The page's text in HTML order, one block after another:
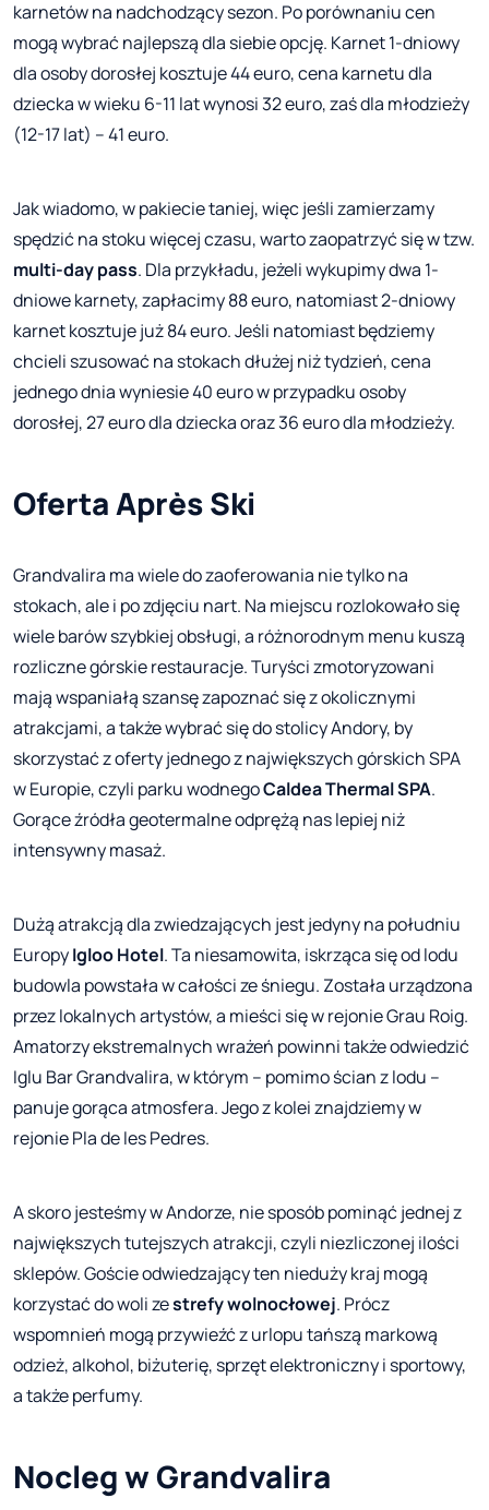
karnetów na nadchodzący sezon. Po porównaniu cen
mogą wybrać najlepszą dla siebie opcję. Karnet 1-dniowy
dla osoby dorosłej kosztuje 44 euro, cena karnetu dla
dziecka w wieku 6-11 lat wynosi 32 euro, zaś dla młodzieży
(12-17 lat) – 41 euro.
Jak wiadomo, w pakiecie taniej, więc jeśli zamierzamy
spędzić na stoku więcej czasu, warto zaopatrzyć się w tzw.
multi-day pass. Dla przykładu, jeżeli wykupimy dwa 1-
dniowe karnety, zapłacimy 88 euro, natomiast 2-dniowy
karnet kosztuje już 84 euro. Jeśli natomiast będziemy
chcieli szusować na stokach dłużej niż tydzień, cena
jednego dnia wyniesie 40 euro w przypadku osoby
dorosłej, 27 euro dla dziecka oraz 36 euro dla młodzieży.
Oferta Après Ski
Grandvalira ma wiele do zaoferowania nie tylko na
stokach, ale i po zdjęciu nart. Na miejscu rozlokowało się
wiele barów szybkiej obsługi, a różnorodnym menu kuszą
rozliczne górskie restauracje. Turyści zmotoryzowani
mają wspaniałą szansę zapoznać się z okolicznymi
atrakcjami, a także wybrać się do stolicy Andory, by
skorzystać z oferty jednego z największych górskich SPA
w Europie, czyli parku wodnegoCaldea Thermal SPA.
Gorące źródła geotermalne odprężą nas lepiej niż
intensywny masaż.
Dużą atrakcją dla zwiedzających jest jedyny na południu
EuropyIgloo Hotel. Ta niesamowita, iskrząca się od lodu
budowla powstała w całości ze śniegu. Została urządzona
przez lokalnych artystów, a mieści się w rejonie Grau Roig.
Amatorzy ekstremalnych wrażeń powinni także odwiedzić
Iglu Bar Grandvalira, w którym – pomimo ścian z lodu –
panuje gorąca atmosfera. Jego z kolei znajdziemy w
rejonie Pla de les Pedres.
A skoro jesteśmy w Andorze, nie sposób pominąć jednej z
największych tutejszych atrakcji, czyli niezliczonej ilości
sklepów. Goście odwiedzający ten nieduży kraj mogą
korzystać do woli zestrefy wolnocłowej. Prócz
wspomnień mogą przywieźć z urlopu tańszą markową
odzież, alkohol, biżuterię, sprzęt elektroniczny i sportowy,
a także perfumy.
Nocleg w Grandvalira